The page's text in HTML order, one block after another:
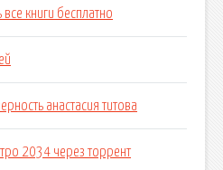
книги бесплатно
анастасия титова
2034 через торрент